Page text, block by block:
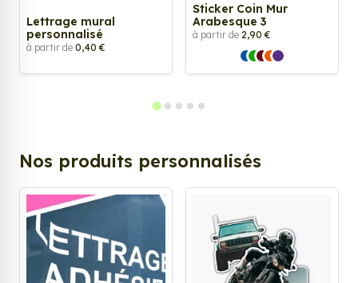
Lettrage mural
personnalisé
à partir de 0,40 €
Sticker Coin Mur
Arabesque 3
à partir de 2,90 €
Nos produits personnalisés